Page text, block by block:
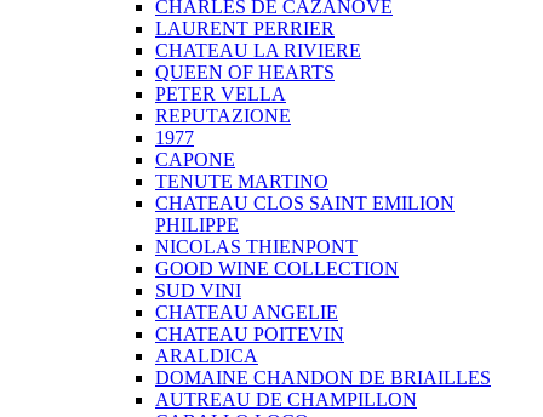
CHARLES DE CAZANOVE
LAURENT PERRIER
CHATEAU LA RIVIERE
QUEEN OF HEARTS
PETER VELLA
REPUTAZIONE
1977
CAPONE
TENUTE MARTINO
CHATEAU CLOS SAINT EMILION
PHILIPPE
NICOLAS THIENPONT
GOOD WINE COLLECTION
SUD VINI
CHATEAU ANGELIE
CHATEAU POITEVIN
ARALDICA
DOMAINE CHANDON DE BRIAILLES
AUTREAU DE CHAMPILLON